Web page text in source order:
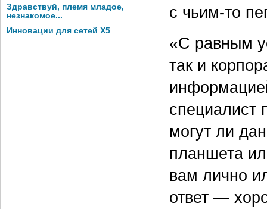
Здравствуй, племя младое,
незнакомое...
Инновации для сетей X5
с чьим-то
«С равным
так и
специалист
могут ли
планшета
вам лично
ответ —